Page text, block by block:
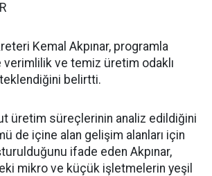
Kemal Akpınar, programla
verimlilik ve temiz üretim odaklı
belirtti.
üretim süreçlerinin analiz edildiğini
de içine alan gelişim alanları için
ifade eden Akpınar,
mikro ve küçük işletmelerin yeşil